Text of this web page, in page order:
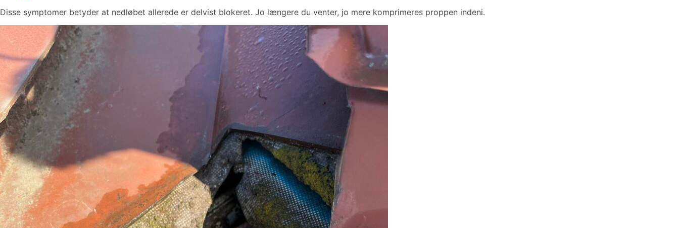
Disse symptomer betyder at nedløbet allerede er delvist blokeret. Jo længere du venter, jo mere komprimeres proppen indeni.